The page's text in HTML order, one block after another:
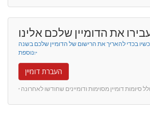
את הדומיין שלכם אלינו
בכדי להאריך את הרישום של הדומיין שלכם בשנה
נוספת!*
העברת דומיין
סיומות דומיין מסוימות ודומיינים שחודשו לאחרונה